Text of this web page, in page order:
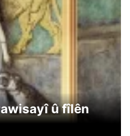
û fîlên